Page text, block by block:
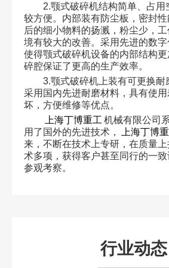
2.颚式破碎机结构简单、占用
较方便。内部装有防尘板，密封
后的细小物料的扬溅，粉尘少，
境有较大的改善。采用先进的数字
使得颚式破碎机设备的内部结构
碎腔保证了更高的生产效率。
3.颚式破碎机上装有可更换耐
采用国内先进耐磨材料，具有使
坏，方便维修等优点。
上海丁博重工 机械有限公司
用了国外的先进技术，
上海丁博
来，不断在技术上专研，在质量
术多项，获得客户甚至同行的一
参观考察。
行业动态